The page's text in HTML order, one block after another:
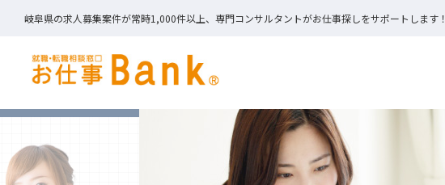
岐阜県の求人募集案件が常時1,000件以上、専門コンサルタントがお仕事探しをサポートします！